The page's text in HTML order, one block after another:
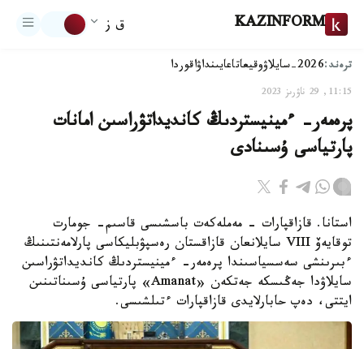
KAZINFORM ق ز
ترەند:2026-سايلاۋ وقيعاتاعايىنداۋاقوردا
11:15, 29 ناۋرىز 2023
پرەمەر- ءمينيستردىڭ كانديداتۋراسىن امانات
پارتياسى ۇسىنادى
استانا. قازاقپارات - مەملەكەت باسشىسى قاسىم- جومارت
توقايەۆ VIII سايلانعان قازاقستان رەسپۋبليكاسى پارلامەنتىنىڭ
ءبىرىنشى سەسسياسىندا پرەمەر- ءمينيستردىڭ كانديداتۋراسىن
سايلاۋدا جەڭىسكە جەتكەن «Amanat» پارتياسى ۇسىناتىنىن
ايتتى، دەپ حابارلايدى قازاقپارات ءتىلشىسى.